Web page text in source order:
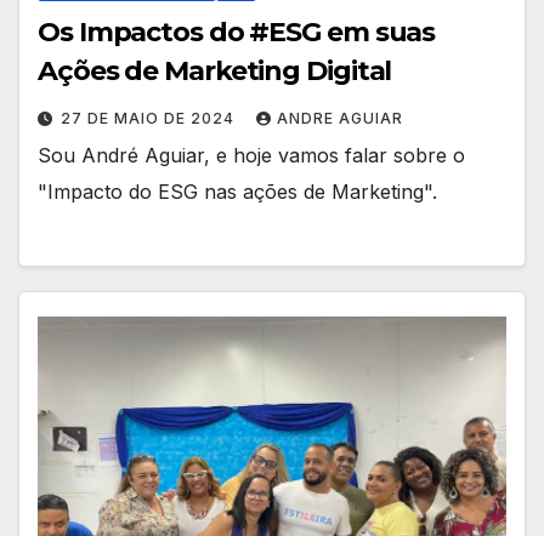
Os Impactos do #ESG em suas
Ações de Marketing Digital
27 DE MAIO DE 2024 ANDRE AGUIAR
Sou André Aguiar, e hoje vamos falar sobre o
"Impacto do ESG nas ações de Marketing".